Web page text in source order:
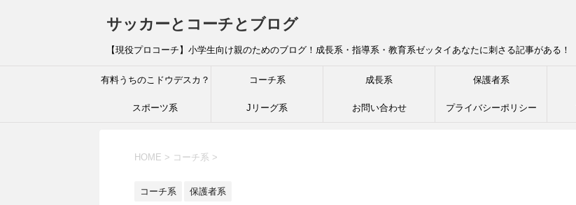
サッカーとコーチとブログ
【現役プロコーチ】小学生向け親のためのブログ！成長系・指導系・教育系ゼッタイあなたに刺さる記事がある！
有料うちのこドウデスカ？ コーチ系 成長系 保護者系
スポーツ系 Jリーグ系 お問い合わせ プライバシーポリシー
HOME > コーチ系 >
コーチ系 保護者系